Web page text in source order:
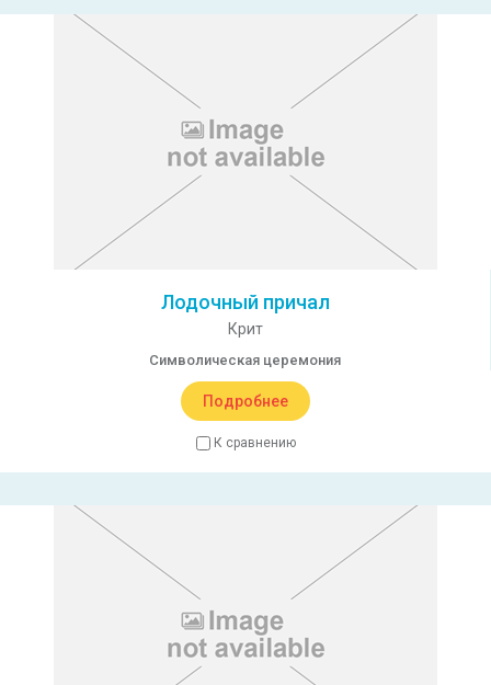
Лодочный причал
Крит
Символическая церемония
Подробнее
К сравнению